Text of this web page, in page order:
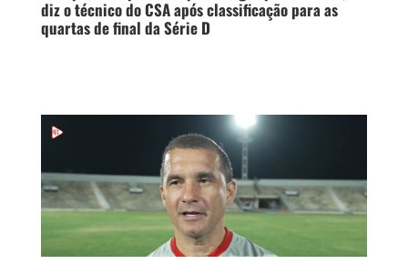
diz o técnico do CSA após classificação para as
quartas de final da Série D